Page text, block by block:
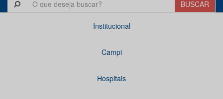
Institucional
Campi
Hospitais